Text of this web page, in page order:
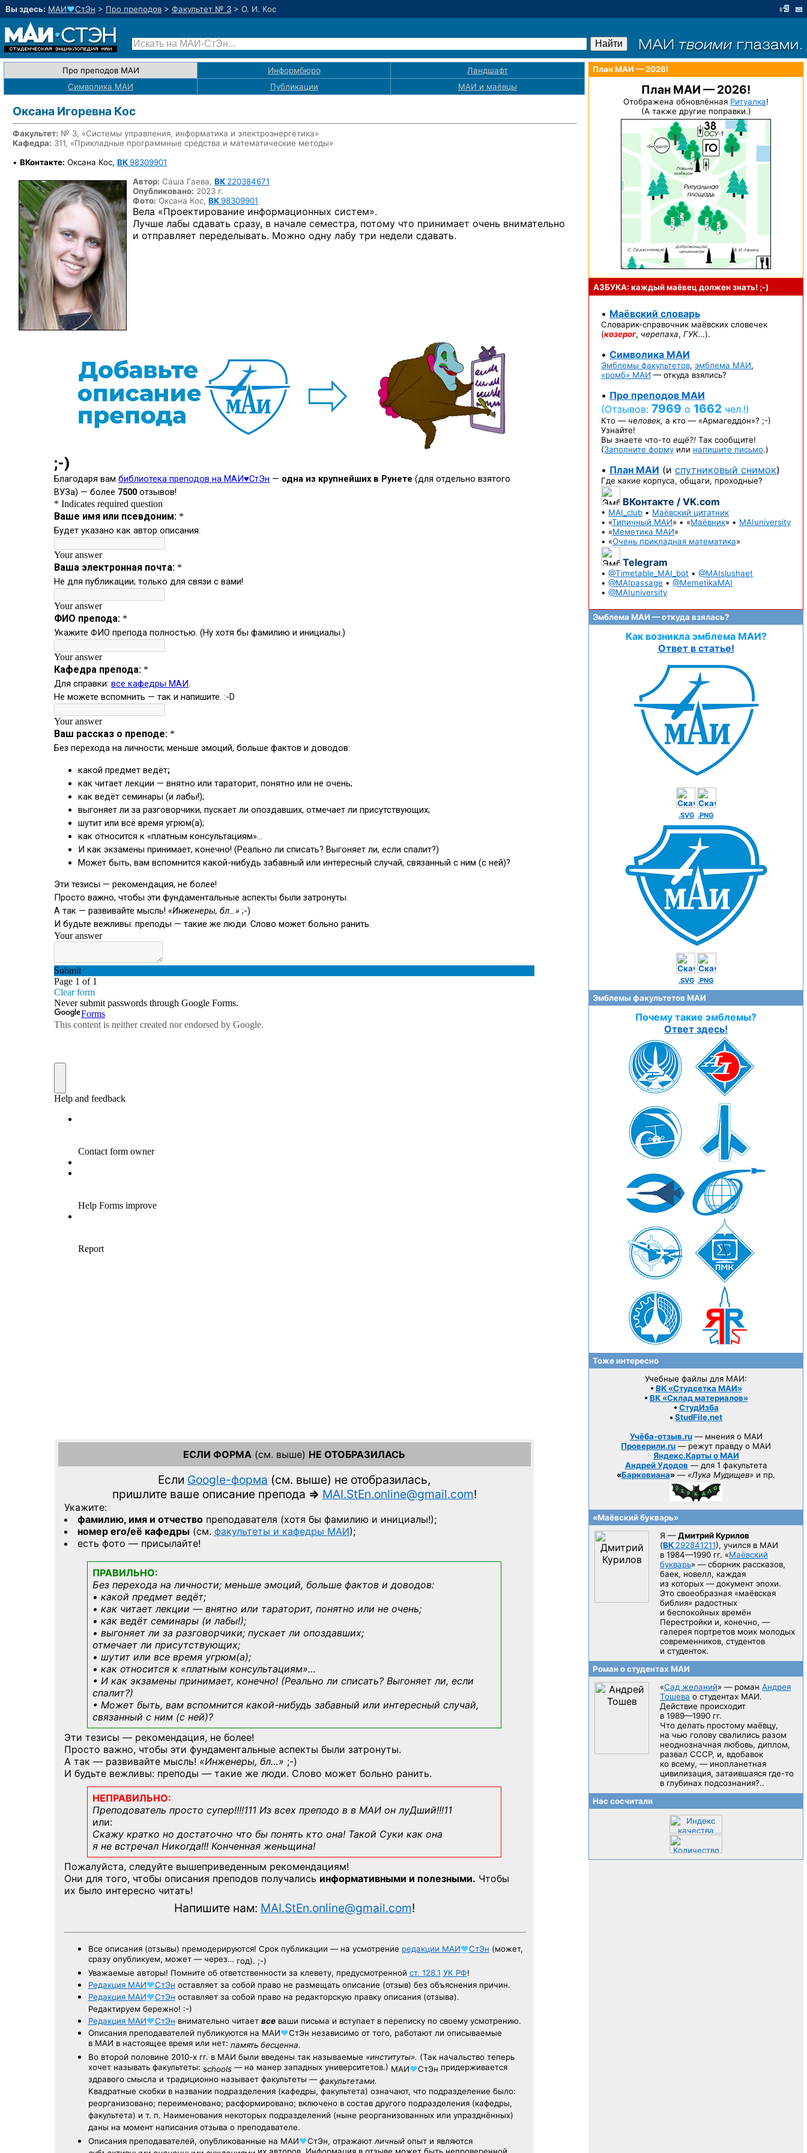
Вы здесь: МАИ♥СтЭн > Про преподов > Факультет № 3 > О. И. Кос
Про преподов МАИ Информбюро
Ландшафт
Символика МАИ
Публикации МАИ и маёвцы
Оксана Игоревна Кос
Факультет: № 3, «Системы управления, информатика и электроэнергетика»
Кафедра: 311, «Прикладные программные средства и математические методы»
• ВКонтакте: Оксана Кос, ВК98309901
Автор: Саша Гаева, ВК 220384671
Опубликовано: 2023 г.
Фото: Оксана Кос, ВК98309901
Вела «Проектирование информационных систем».
Лучше лабы сдавать сразу, в начале семестра, потому что принимает очень внимательно
и отправляет переделывать. Можно одну лабу три недели сдавать.
ЕСЛИ ФОРМА (см. выше) НЕ ОТОБРАЗИЛАСЬ
Если Google-форма (см. выше) не отобразилась,
пришлите ваше описание препода => MAI.StEn.online@gmail.com!
Укажите:
фамилию, имя и отчествопреподавателя (хотя бы фамилию и инициалы!);
номер его/её кафедры(см. факультеты и кафедры МАИ);
есть фото — присылайте!
ПРАВИЛЬНО:
Без перехода на личности; меньше эмоций, больше фактов и доводов:
• какой предмет ведёт;
• как читает лекции — внятно или тараторит, понятно или не очень;
• как ведёт семинары (и лабы!);
• выгоняет ли за разговорчики; пускает ли опоздавших;
отмечает ли присутствующих;
• шутит или все время угрюм(а);
• как относится к «платным консультациям»…
• И как экзамены принимает, конечно! (Реально ли списать? Выгоняет ли, если
спалит?)
• Может быть, вам вспомнится какой-нибудь забавный или интересный случай,
связанный с ним (с ней)?
Эти тезисы — рекомендация, не более!
Просто важно, чтобы эти фундаментальные аспекты были затронуты.
А так — развивайте мысль! «Инженеры, бл…» ;-)
И будьте вежливы: преподы — такие же люди. Слово может больно ранить.
НЕПРАВИЛЬНО:
Преподователь просто супер!!!!111 Из всех преподо в в МАИ он луДший!!!11
или:
Скажу кратко но достаточно что бы понять кто она! Такой Суки как она
я не встречал Никогда!!! Конченная женьщина!
Пожалуйста, следуйте вышеприведенным рекомендациям!
Они для того, чтобы описания преподов получались информативными и полезными. Чтобы
их было интересно читать!
Напишите нам: MAI.StEn.online@gmail.com!
Все описания (отзывы) премодерируются! Срок публикации — на усмотрение редакции МАИ♥СтЭн (может,
сразу опубликуем, может — через… год). ;-)
Уважаемые авторы! Помните об ответственности за клевету, предусмотренной ст. 128.1 УК РФ!
Редакция МАИ♥СтЭн оставляет за собой право не размещать описание (отзыв) без объяснения причин.
Редакция МАИ♥СтЭн оставляет за собой право на редакторскую правку описания (отзыва).
Редактируем бережно! :-)
Редакция МАИ♥СтЭн внимательно читает всеваши письма и вступает в переписку по своему усмотрению.
Описания преподавателей публикуются на МАИ♥СтЭн независимо от того, работают ли описываемые
в МАИ в настоящее время или нет: память бесценна.
Во второй половине 2010-х гг. в МАИ были введены так называемые «институты». (Так начальство теперь
хочет называть факультеты: schools— на манер западных университетов.) МАИ♥СтЭн придерживается
здравого смысла и традиционно называет факультеты —факультетами.
Квадратные скобки в названии подразделения (кафедры, факультета) означают, что подразделение было:
реорганизовано; переименовано; расформировано; включено в состав другого подразделения (кафедры,
факультета) и т. п. Наименования некоторых подразделений (ныне реорганизованных или упразднённых)
даны на момент написания отзыва о преподавателе.
Описания преподавателей, опубликованные на МАИ♥СтЭн, отражают личныйопыт и являются
План МАИ — 2026!
План МАИ — 2026!
Отображена обновлённая Ритуалка!
(А также другие поправки.)
АЗБУКА: каждый маёвец должензнать! ;-)
• Маёвский словарь
Словарик-справочник маёвских словечек
(козерог, черепаха, ГУК…).
• Символика МАИ
Эмблемы факультетов, эмблема МАИ,
«ромб» МАИ — откуда взялись?
• Про преподов МАИ
(Отзывов: 7969 о 1662 чел.!)
Кто — человек, а кто — «Армагеддон»? ;-)
Узнайте!
Вы знаете что-то ещё?! Так сообщите!
(Заполните форму или напишите письмо.)
• План МАИ (и спутниковый снимок)
Где какие корпуса, общаги, проходные?
ВКонтакте / VK.com
• MAI_club • Маёвский цитатник
• «Типичный МАИ» • «Маёвник» • MAIuniversity
• «Меметика МАИ»
• «Очень прикладная математика»
Telegram
• @Timetable_MAI_bot • @MAIslushaet
• @MAIpassage • @MemetikaMAI
• @MAIuniversity
Эмблема МАИ — откуда взялась?
Как возникла эмблема МАИ?
Ответ в статье!
.SVG .PNG
.SVG .PNG
Эмблемы факультетов МАИ
Почему такие эмблемы?
Ответ здесь!
Тоже интересно
Учебные файлы для МАИ:
• ВК «Студсетка МАИ»
• ВК «Склад материалов»
• СтудИзба
• StudFile.net
Учёба-отзыв.ru— мнения о МАИ
Проверили.ru — режут правду о МАИ
Яндекс.Карты о МАИ
Андрей Удодов — для 1 факультета
«Барковиана» — «Лука Мудищев» и пр.
«Маёвский букварь»
Я —Дмитрий Курилов
(ВК 292841211), учился в МАИ
в 1984—1990 гг. «Маёвский
букварь» — сборник рассказов,
баек, новелл, каждая
из которых — документ эпохи.
Это своеобразная «маёвская
библия» радостных
и беспокойных времён
Перестройки и, конечно, —
галерея портретов моих молодых
современников, студентов
и студенток.
Роман о студентах МАИ
«Сад желаний» — роман Андрея
Тошева о студентах МАИ.
Действие происходит
в 1989—1990 гг.
Что делать простому маёвцу,
на чью голову свалились разом
неоднозначная любовь, диплом,
развал CCCP, и, вдобавок
ко всему, — инопланетная
цивилизация, затаившаяся где-то
в глубинах подсознания?..
Нас сосчитали